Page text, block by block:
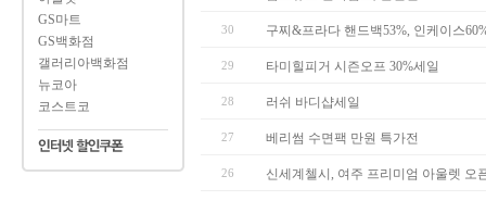
GS마트
GS백화점
갤러리아백화점
뉴코아
코스트코
30 구찌&프라다 핸드백53%, 인케이스
29 타미힐피거 시즌오프 30%세일
28 러쉬 바디샵세일
27 베리썸 수면팩 만원 특가전
26 신세계첼시, 여주 프리미엄 아울렛 오